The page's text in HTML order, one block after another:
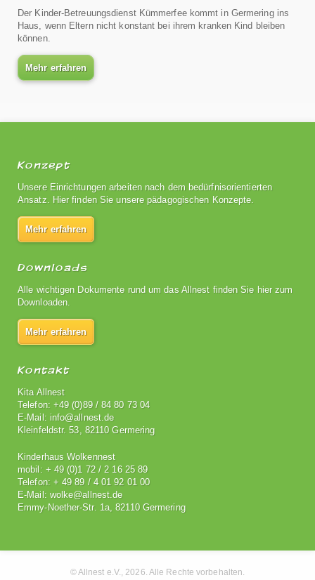
Der Kinder-Betreuungsdienst Kümmerfee kommt in Germering ins
Haus, wenn Eltern nicht konstant bei ihrem kranken Kind bleiben
können.
Mehr erfahren
Konzept
Unsere Einrichtungen arbeiten nach dem bedürfnisorientierten
Ansatz. Hier finden Sie unsere pädagogischen Konzepte.
Mehr erfahren
Downloads
Alle wichtigen Dokumente rund um das Allnest finden Sie hier zum
Downloaden.
Mehr erfahren
Kontakt
Kita Allnest
Telefon: +49 (0)89 / 84 80 73 04
E-Mail: info@allnest.de
Kleinfeldstr. 53, 82110 Germering
Kinderhaus Wolkennest
mobil: + 49 (0)1 72 / 2 16 25 89
Telefon: + 49 89 / 4 01 92 01 00
E-Mail: wolke@allnest.de
Emmy-Noether-Str. 1a, 82110 Germering
© Allnest e.V., 2026. Alle Rechte vorbehalten.